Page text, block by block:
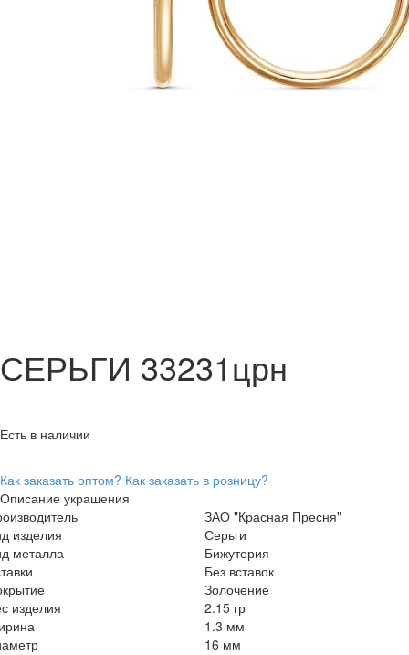
СЕРЬГИ 33231црн
Есть в наличии
Как заказать оптом? Как заказать в розницу?
Описание украшения
ЗАО "Красная Пресня"
изделия
Серьги
металла
Бижутерия
Без вставок
Золочение
изделия
2.15 гр
1.3 мм
16 мм